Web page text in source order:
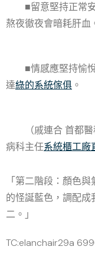
■留意堅持正常安
熬夜徹夜會暗耗肝血
■情感應堅持愉悅
達綠的系統傢俱 。
（戚連合 首都醫
病科主任系統櫃工廠
「第二階段：顏色
的怪誕藍色，調配
二。」
TC:elanchair29a